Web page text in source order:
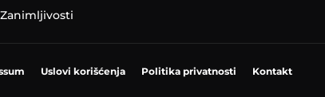
Zanimljivosti
Uslovi korišćenja Politika privatnosti Kontakt